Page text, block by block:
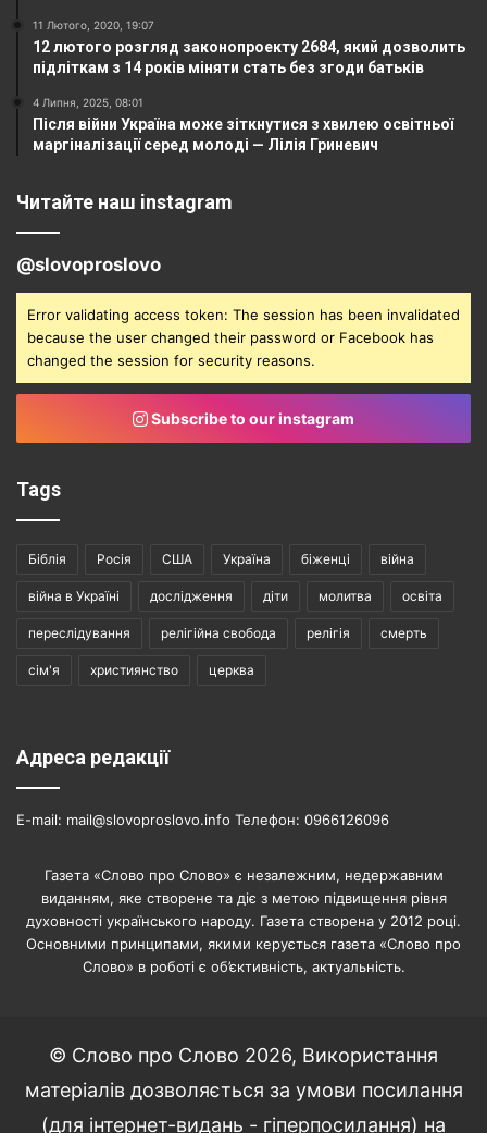
11 Лютого, 2020, 19:07
12 лютого розгляд законопроекту 2684, який дозволить
підліткам з 14 років міняти стать без згоди батьків
4 Липня, 2025, 08:01
Після війни Україна може зіткнутися з хвилею освітньої
маргіналізації серед молоді — Лілія Гриневич
Читайте наш instagram
@slovoproslovo
Error validating access token: The session has been invalidated
because the user changed their password or Facebook has
changed the session for security reasons.
Subscribe to our instagram
Tags
Біблія Росія США Україна біженці війна
війна в Україні дослідження діти молитва освіта
переслідування релігійна свобода релігія смерть
сім'я християнство церква
Адреса редакції
E-mail: mail@slovoproslovo.info Телефон: 0966126096
Газета «Слово про Слово» є незалежним, недержавним
виданням, яке створене та діє з метою підвищення рівня
духовності українського народу. Газета створена у 2012 році.
Основними принципами, якими керується газета «Слово про
Слово» в роботі є об’єктивність, актуальність.
© Слово про Слово 2026, Використання
матеріалів дозволяється за умови посилання
(для інтернет-видань - гіперпосилання) на